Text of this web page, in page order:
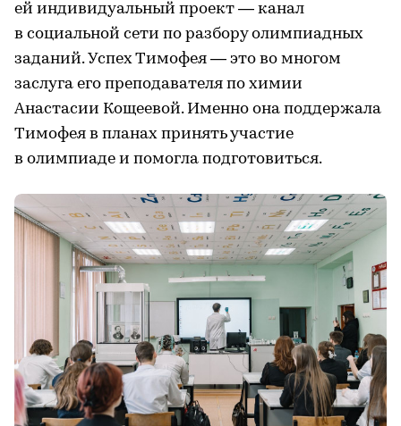
ей индивидуальный проект — канал
в социальной сети по разбору олимпиадных
заданий. Успех Тимофея — это во многом
заслуга его преподавателя по химии
Анастасии Кощеевой. Именно она поддержала
Тимофея в планах принять участие
в олимпиаде и помогла подготовиться.